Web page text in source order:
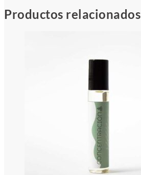
Productos relacionados